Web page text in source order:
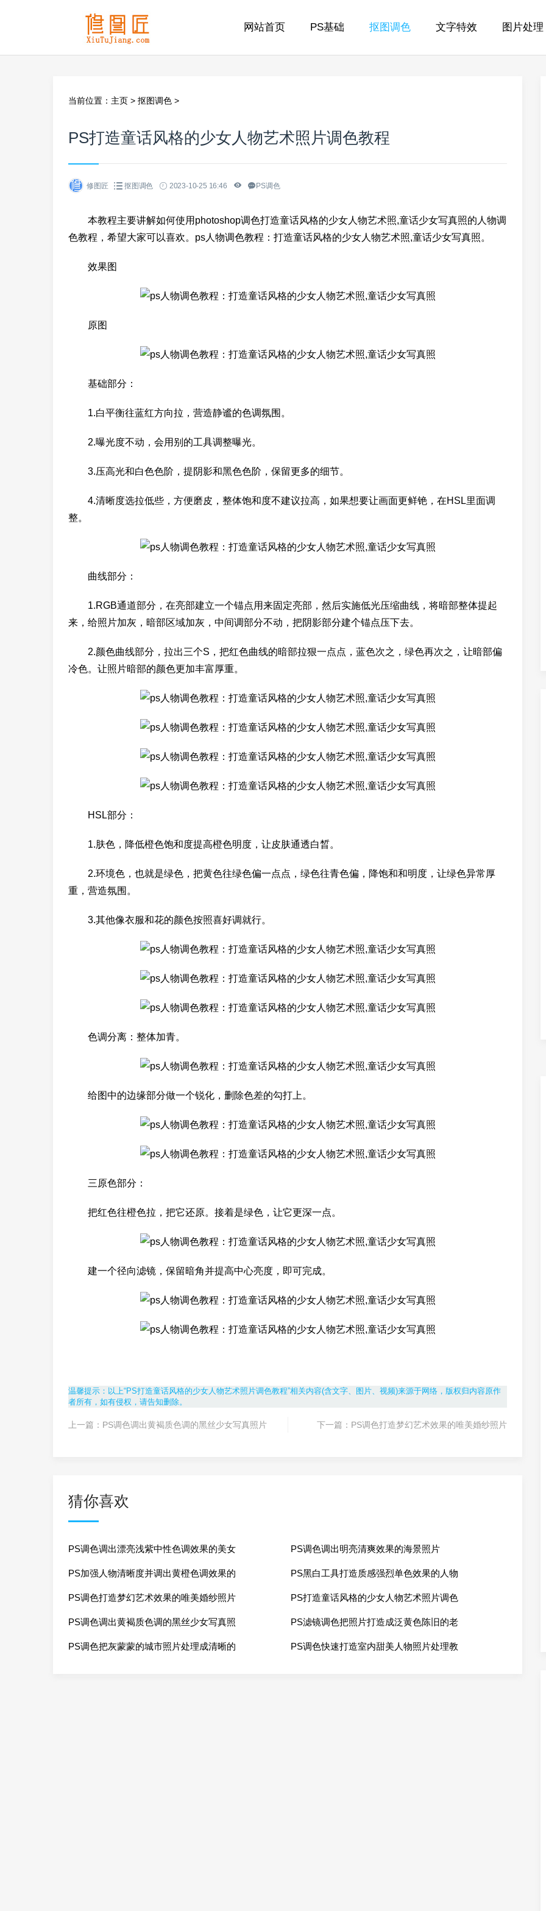
网站首页 PS基础 抠图调色 文字特效 图片处理
当前位置： 主页 > 抠图调色 >
PS打造童话风格的少女人物艺术照片调色教程
修图匠 抠图调色 2023-10-25 16:46 PS调色
本教程主要讲解如何使用photoshop调色打造童话风格的少女人物艺术照,童话少女写真照的人物调
色教程，希望大家可以喜欢。ps人物调色教程：打造童话风格的少女人物艺术照,童话少女写真照。
效果图
原图
基础部分：
1.白平衡往蓝红方向拉，营造静谧的色调氛围。
2.曝光度不动，会用别的工具调整曝光。
3.压高光和白色色阶，提阴影和黑色色阶，保留更多的细节。
4.清晰度选拉低些，方便磨皮，整体饱和度不建议拉高，如果想要让画面更鲜铯，在HSL里面调
整。
曲线部分：
1.RGB通道部分，在亮部建立一个锚点用来固定亮部，然后实施低光压缩曲线，将暗部整体提起
来，给照片加灰，暗部区域加灰，中间调部分不动，把阴影部分建个锚点压下去。
2.颜色曲线部分，拉出三个S，把红色曲线的暗部拉狠一点点，蓝色次之，绿色再次之，让暗部偏
冷色。让照片暗部的颜色更加丰富厚重。
HSL部分：
1.肤色，降低橙色饱和度提高橙色明度，让皮肤通透白晳。
2.环境色，也就是绿色，把黄色往绿色偏一点点，绿色往青色偏，降饱和和明度，让绿色异常厚
重，营造氛围。
3.其他像衣服和花的颜色按照喜好调就行。
色调分离：整体加青。
给图中的边缘部分做一个锐化，删除色差的勾打上。
三原色部分：
把红色往橙色拉，把它还原。接着是绿色，让它更深一点。
建一个径向滤镜，保留暗角并提高中心亮度，即可完成。
温馨提示：以上“PS打造童话风格的少女人物艺术照片调色教程”相关内容(含文字、图片、视频)来源于网络，版权归内容原作
者所有，如有侵权，请告知删除。
上一篇： PS调色调出黄褐质色调的黑丝少女写真照片 下一篇： PS调色打造梦幻艺术效果的唯美婚纱照片
猜你喜欢
PS调色调出漂亮浅紫中性色调效果的美女 PS调色调出明亮清爽效果的海景照片
PS加强人物清晰度并调出黄橙色调效果的 PS黑白工具打造质感强烈单色效果的人物
PS调色打造梦幻艺术效果的唯美婚纱照片 PS打造童话风格的少女人物艺术照片调色
PS调色调出黄褐质色调的黑丝少女写真照 PS滤镜调色把照片打造成泛黄色陈旧的老
PS调色把灰蒙蒙的城市照片处理成清晰的 PS调色快速打造室内甜美人物照片处理教